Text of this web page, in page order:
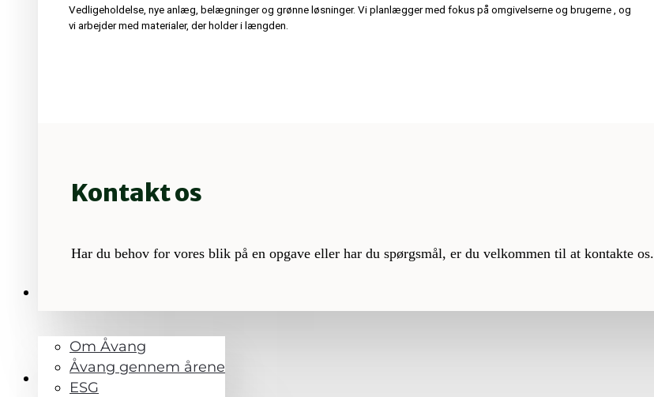
Vedligeholdelse, nye anlæg, belægninger og grønne løsninger. Vi planlægger med fokus på omgivelserne og brugerne , og
vi arbejder med materialer, der holder i længden.
Kontakt os
Har du behov for vores blik på en opgave eller har du spørgsmål, er du velkommen til at kontakte os.
Om Åvang
Åvang gennem årene
ESG
KONTAKT